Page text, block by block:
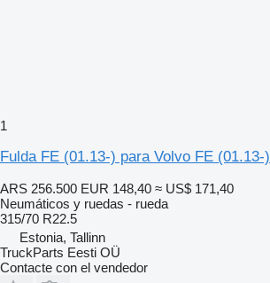
1
Fulda FE (01.13-) para Volvo FE (01.13-)
ARS 256.500 EUR 148,40 ≈ US$ 171,40
Neumáticos y ruedas - rueda
315/70 R22.5
Estonia, Tallinn
TruckParts Eesti OÜ
Contacte con el vendedor